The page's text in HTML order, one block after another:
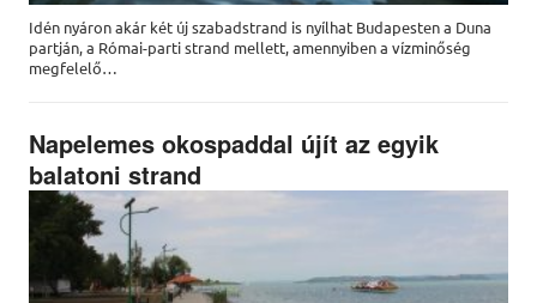
Idén nyáron akár két új szabadstrand is nyílhat Budapesten a Duna
partján, a Római-parti strand mellett, amennyiben a vízminőség
megfelelő…
Napelemes okospaddal újít az egyik
balatoni strand